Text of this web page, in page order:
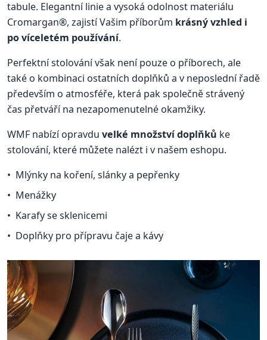
tabule. Elegantní linie a vysoká odolnost materiálu
Cromargan®, zajistí Vašim příborům krásný vzhled i
po víceletém používání.
Perfektní stolování však není pouze o příborech, ale
také o kombinaci ostatních doplňků a v neposlední řadě
především o atmosféře, která pak společně strávený
čas přetváří na nezapomenutelné okamžiky.
WMF nabízí opravdu velké množství doplňků ke
stolování, které můžete nalézt i v našem eshopu.
Mlýnky na koření, slánky a pepřenky
Menážky
Karafy se sklenicemi
Doplňky pro přípravu čaje a kávy